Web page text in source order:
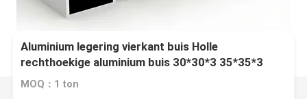
Aluminium legering vierkant buis Holle
rechthoekige aluminium buis 30*30*3 35*35*3
40*20*1 6061 T6 rechthoekige buis Aluminium
MOQ：1 ton